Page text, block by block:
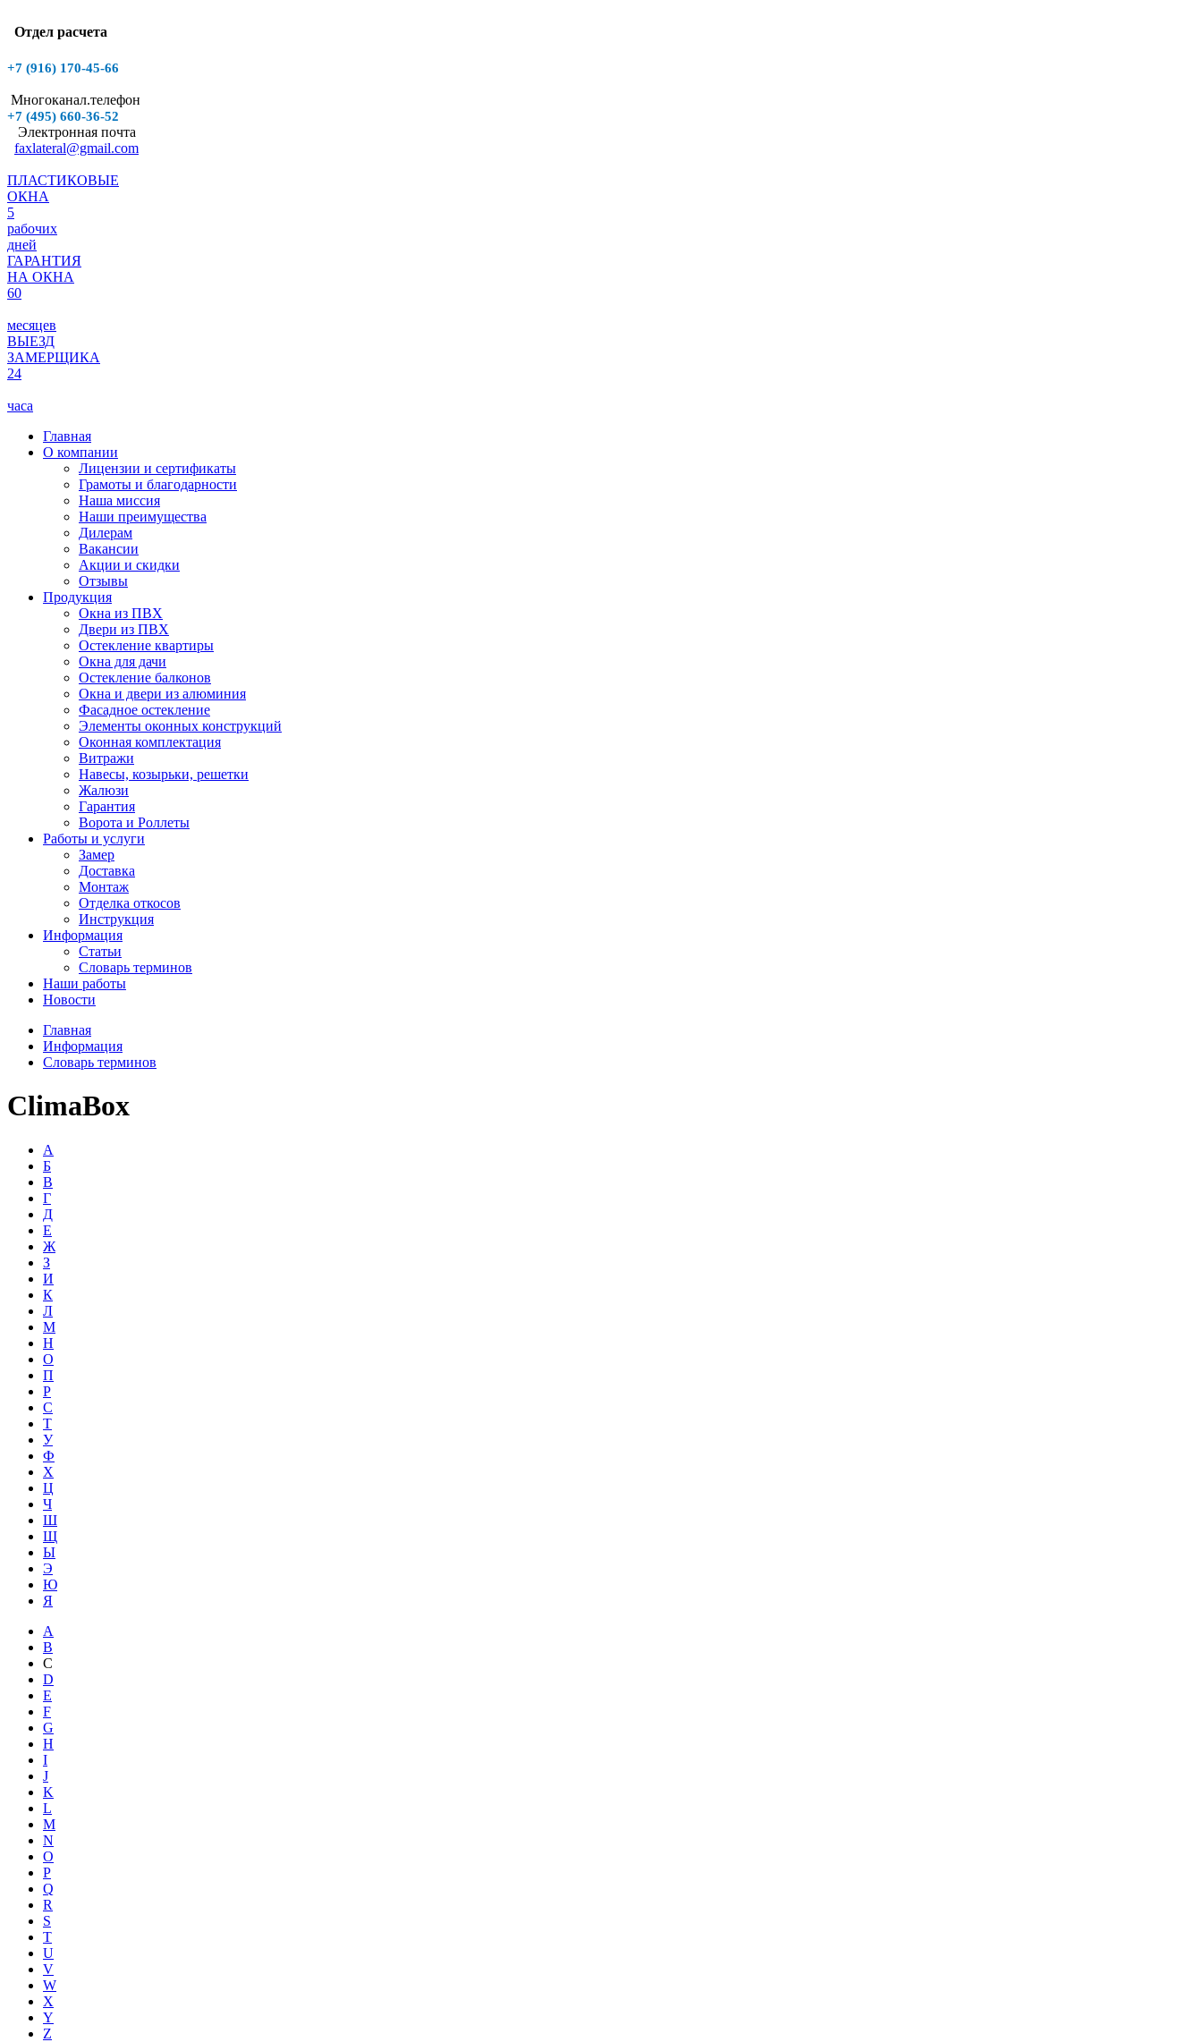
Отдел расчета
+7 (916) 170-45-66
Многоканал.телефон
+7 (495) 660-36-52
Электронная почта
faxlateral@gmail.com
ПЛАСТИКОВЫЕ
ОКНА
5
рабочих
дней
ГАРАНТИЯ
НА ОКНА
60
месяцев
ВЫЕЗД
ЗАМЕРЩИКА
24
часа
Главная
О компании
Лицензии и сертификаты
Грамоты и благодарности
Наша миссия
Наши преимущества
Дилерам
Вакансии
Акции и скидки
Отзывы
Продукция
Окна из ПВХ
Двери из ПВХ
Остекление квартиры
Окна для дачи
Остекление балконов
Окна и двери из алюминия
Фасадное остекление
Элементы оконных конструкций
Оконная комплектация
Витражи
Навесы, козырьки, решетки
Жалюзи
Гарантия
Ворота и Роллеты
Работы и услуги
Замер
Доставка
Монтаж
Отделка откосов
Инструкция
Информация
Статьи
Словарь терминов
Наши работы
Новости
Главная
Информация
Словарь терминов
ClimaBox
А
Б
В
Г
Д
Е
Ж
З
И
К
Л
М
Н
О
П
Р
С
Т
У
Ф
Х
Ц
Ч
Ш
Щ
Ы
Э
Ю
Я
A
B
C
D
E
F
G
H
I
J
K
L
M
N
O
P
Q
R
S
T
U
V
W
X
Y
Z